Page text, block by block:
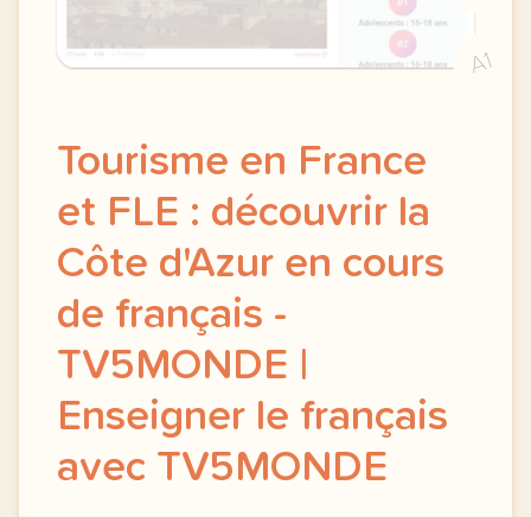
A1
Tourisme en France
et FLE : découvrir la
Côte d'Azur en cours
de français -
TV5MONDE |
Enseigner le français
avec TV5MONDE